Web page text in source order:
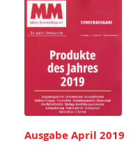
Ausgabe April 2019